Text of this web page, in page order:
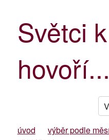
Světci
hovoří...
úvod výběr podle